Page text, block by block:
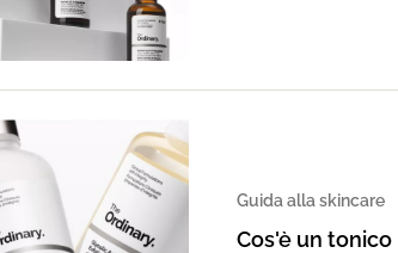
Guida alla skincare
Cos'è un